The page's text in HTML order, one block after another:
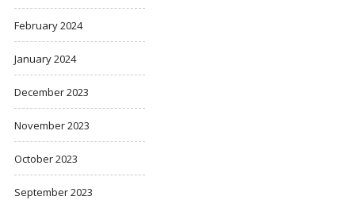
February 2024
January 2024
December 2023
November 2023
October 2023
September 2023